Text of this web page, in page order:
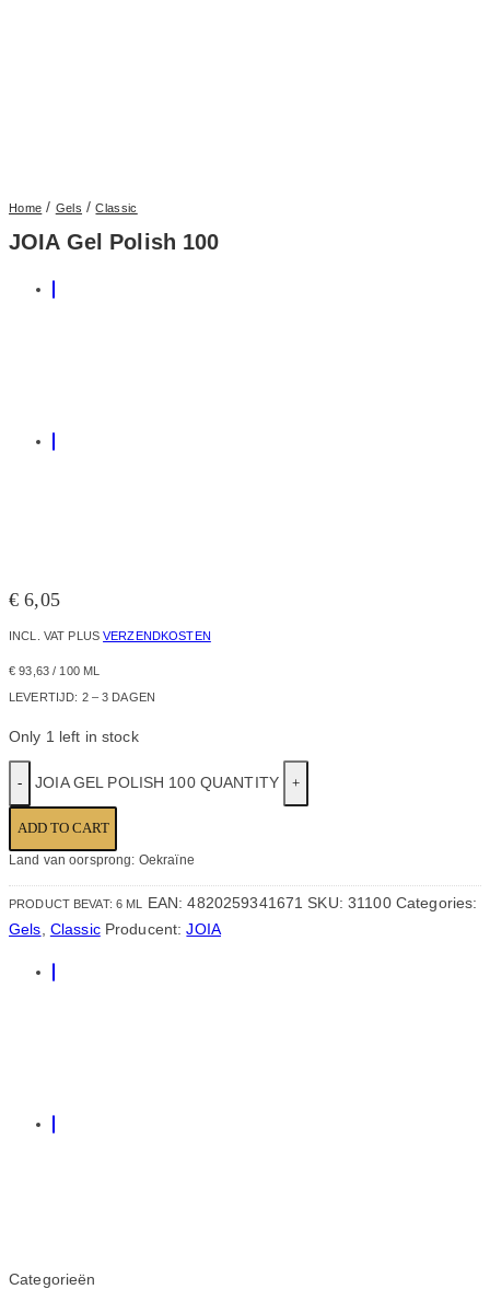
Home / Gels / Classic
JOIA Gel Polish 100
€ 6,05
INCL. VAT PLUSVERZENDKOSTEN
€ 93,63/ 100 ML
LEVERTIJD: 2 – 3 DAGEN
Only 1 left in stock
JOIA GEL POLISH 100 QUANTITY
ADD TO CART
Land van oorsprong: Oekraïne
PRODUCT BEVAT: 6 ML EAN:4820259341671 SKU:31100 Categories:
Gels Classic Producent:JOIA
Categorieën